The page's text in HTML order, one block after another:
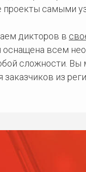
проекты самыми
дикторов в
оснащена всем
сложности. Вы
заказчиков из